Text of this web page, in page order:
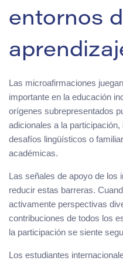
entornos
Las microafirmaciones
importante en la educación
orígenes subrepresentados
adicionales a la
desafíos lingüísticos o
académicas.
Las señales de apoyo de los
reducir estas barreras.
activamente perspectivas
contribuciones de todos los
la participación se siente
Los estudiantes